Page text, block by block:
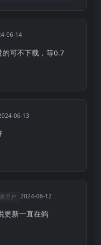
06-14
可不下载，等0.7
06-13
用户 2024-06-12
更新一直在鸽